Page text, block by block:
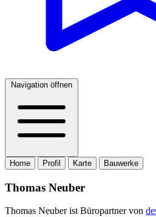
Navigation öffnen
Home Profil Karte Bauwerke
Thomas Neuber
Thomas Neuber ist Büropartner von